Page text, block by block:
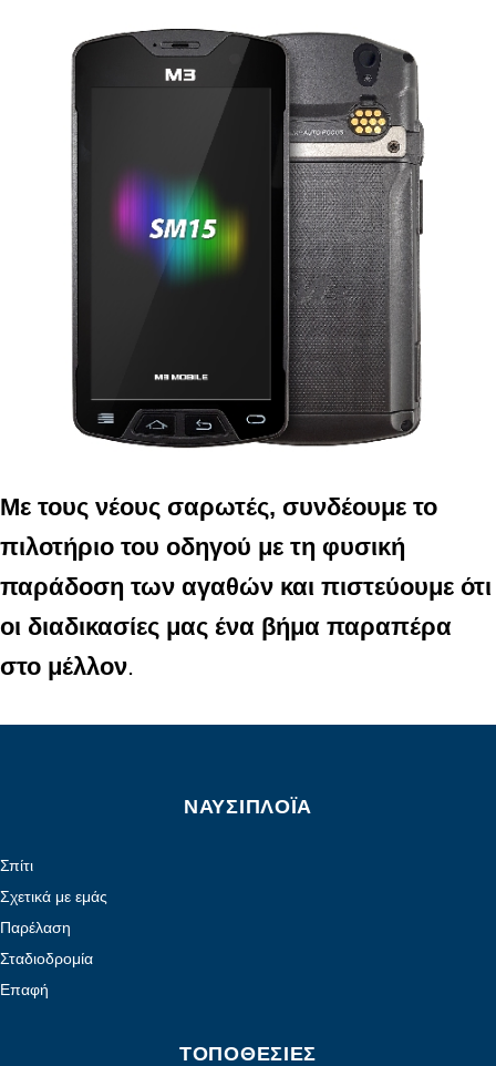
Με τους νέους σαρωτές, συνδέουμε το
πιλοτήριο του οδηγού με τη φυσική
παράδοση των αγαθών και πιστεύουμε ότι
οι διαδικασίες μας ένα βήμα παραπέρα
στο μέλλον.
ΝΑΥΣΙΠΛΟΪ́Α
Σπίτι
Σχετικά με εμάς
Παρέλαση
Σταδιοδρομία
Επαφή
ΤΟΠΟΘΕΣΊΕΣ